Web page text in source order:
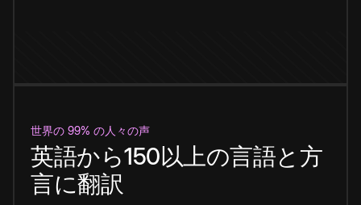
世界の 99% の人々の声
英語から150以上の言語と方
言に翻訳